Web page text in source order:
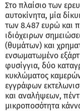
Στο πλαίσιο των
αυτοκίνητα, μία
των 8.487 ευρώ και
ιδιόχειρων
(θυμάτων) και
ενσωματωμένο
φυσίγγια, δύο
κυκλώματος
εγγράφων
και αναλήψεων,
μικροποσότητα